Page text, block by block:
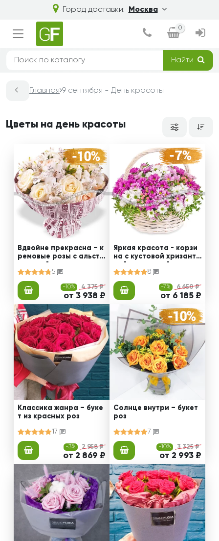
Город доставки: Москва
0
Найти
← Главная 9 сентября - День красоты
Цветы на день красоты
Вдвойне прекрасна – к
ремовые розы с альстр
5
-10% 4 375 ₽
от 3 938 ₽
Яркая красота - корзи
на с кустовой хризанте
8
-7% 6 650 ₽
от 6 185 ₽
Классика жанра – буке
т из красных роз
17
-3% 2 958 ₽
от 2 869 ₽
Солнце внутри – букет
роз
7
-10% 3 325 ₽
от 2 993 ₽